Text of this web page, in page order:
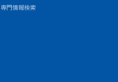
専門情報検索